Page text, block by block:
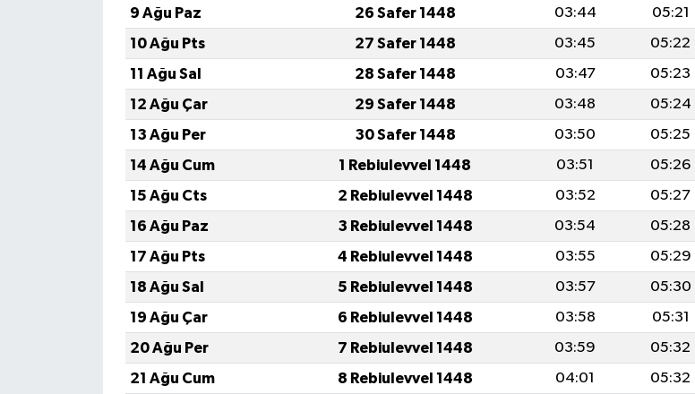
9 Ağu Paz
26 Safer 1448 03:44 05:21
10 Ağu Pts
27 Safer 1448 03:45 05:22
11 Ağu Sal
28 Safer 1448 03:47 05:23
12 Ağu Çar
29 Safer 1448 03:48 05:24
13 Ağu Per
30 Safer 1448 03:50 05:25
14 Ağu Cum
1 Rebiulevvel 1448 03:51 05:26
15 Ağu Cts
2 Rebiulevvel 1448 03:52 05:27
16 Ağu Paz
3 Rebiulevvel 1448 03:54 05:28
17 Ağu Pts
4 Rebiulevvel 1448 03:55 05:29
18 Ağu Sal
5 Rebiulevvel 1448 03:57 05:30
19 Ağu Çar
6 Rebiulevvel 1448 03:58 05:31
20 Ağu Per
7 Rebiulevvel 1448 03:59 05:32
21 Ağu Cum
8 Rebiulevvel 1448 04:01 05:32